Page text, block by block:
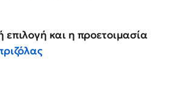
επιλογή και η προετοιμασία